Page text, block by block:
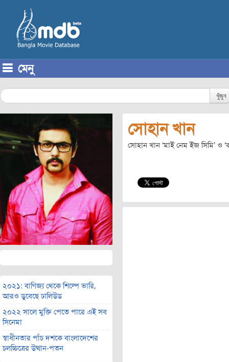
মেনু
খুঁজুন
২০২১: বাণিজ্য থেকে শিল্পে ভারি,
আরও ডুবেছে ঢালিউড
২০২২ সালে মুক্তি পেতে পারে এই সব
সিনেমা
স্বাধীনতার পাঁচ দশকে বাংলাদেশের
চলচ্চিত্রের উত্থান-পতন
সোহান খান
সোহান খান ‘মাই নেম ইজ সিমি’ ও